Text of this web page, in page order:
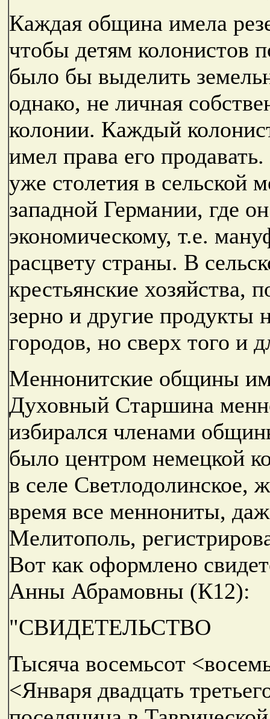
Каждая община имела
чтобы детям колонистов
было бы выделить
однако, не личная
колонии. Каждый
имел права его
уже столетия в сельской
западной Германии, где
экономическому, т.е.
расцвету страны. В
крестьянские хозяйства,
зерно и другие продукты
городов, но сверх того и
Меннонитские общины
Духовный Старшина
избирался членами
было центром немецкой
в селе Светлодолинское,
время все меннониты,
Мелитополь,
Вот как оформлено
Анны Абрамовны (К12):
"СВИДЕТЕЛЬСТВО
Тысяча восемьсот
<Января двадцать